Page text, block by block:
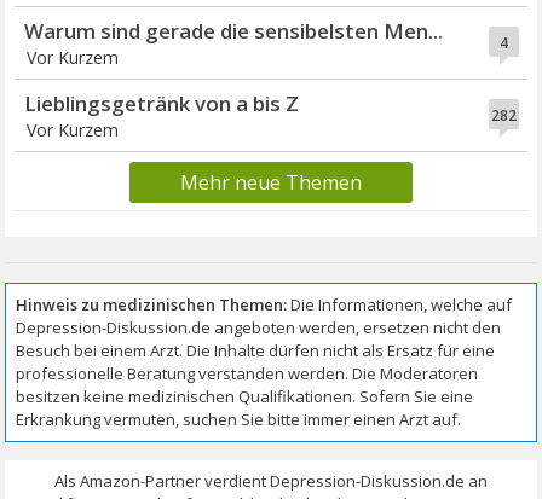
4
Warum sind gerade die sensibelsten Men...
Vor Kurzem
282
Lieblingsgetränk von a bis Z
Vor Kurzem
Mehr neue Themen